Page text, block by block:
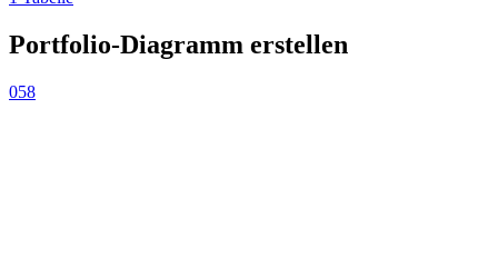
Portfolio-Diagramm erstellen
058